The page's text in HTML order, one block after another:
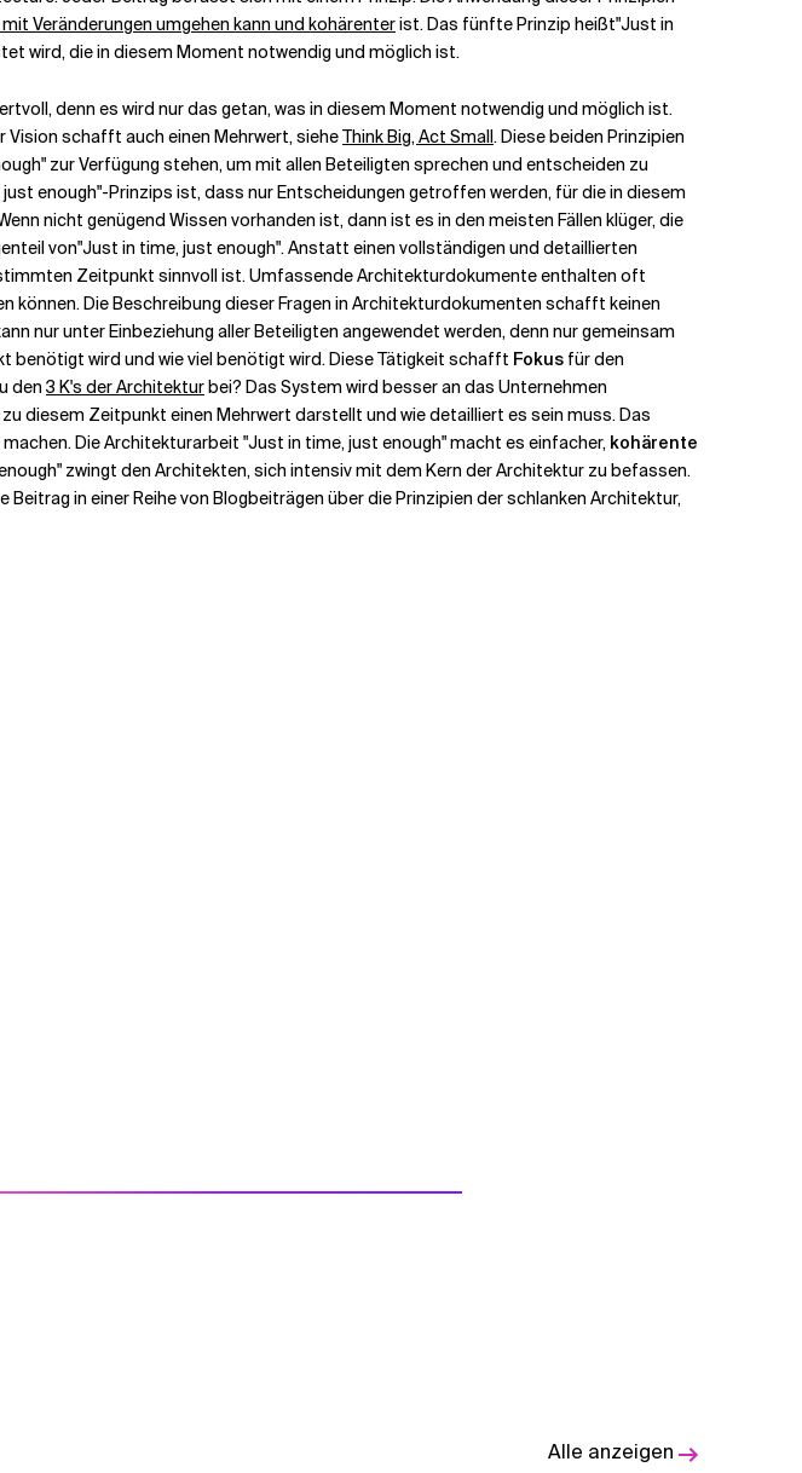
Veränderungen umgehen kann und kohärenterist. Das fünfte Prinzip heißt"Just in
wird, die in diesem Moment notwendig und möglich ist.
denn es wird nur das getan, was in diesem Moment notwendig und möglich ist.
Vision schafft auch einen Mehrwert, sieheThink Big, Act Small. Diese beiden Prinzipien
" zur Verfügung stehen, um mit allen Beteiligten sprechen und entscheiden zu
enough"-Prinzips ist, dass nur Entscheidungen getroffen werden, für die in diesem
nicht genügend Wissen vorhanden ist, dann ist es in den meisten Fällen klüger, die
von"Just in time, just enough". Anstatt einen vollständigen und detaillierten
Zeitpunkt sinnvoll ist. Umfassende Architekturdokumente enthalten oft
Die Beschreibung dieser Fragen in Architekturdokumenten schafft keinen
nur unterEinbeziehung aller Beteiligten angewendet werden, denn nur gemeinsam
wird und wie viel benötigt wird. Diese Tätigkeit schafft Fokus für den
den 3 K's der Architekturbei? Das System wird besser an das Unternehmen
diesem Zeitpunkt einen Mehrwert darstellt und wie detailliert es sein muss. Das
Die Architekturarbeit "Just in time, just enough" macht es einfacher, kohärente
zwingt den Architekten, sich intensiv mit dem Kern der Architektur zu befassen.
in einer Reihe von Blogbeiträgen über die Prinzipien der schlanken Architektur,
Alle anzeigen